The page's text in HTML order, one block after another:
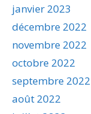
janvier 2023
décembre 2022
novembre 2022
octobre 2022
septembre 2022
août 2022